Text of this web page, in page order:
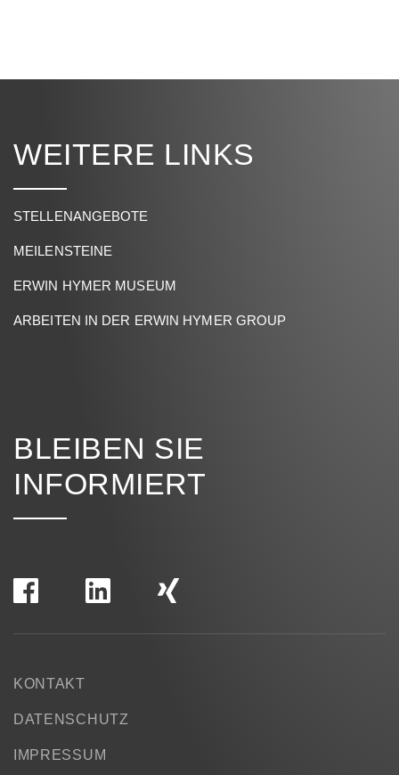
WEITERE LINKS
STELLENANGEBOTE
MEILENSTEINE
ERWIN HYMER MUSEUM
ARBEITEN IN DER ERWIN HYMER GROUP
BLEIBEN SIE
INFORMIERT
KONTAKT
DATENSCHUTZ
IMPRESSUM